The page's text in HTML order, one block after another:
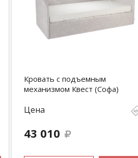
Кровать с подъемным
механизмом Квест (Софа)
Цена
43 010